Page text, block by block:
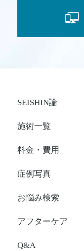
SEISHIN論
施術一覧
料金・費用
症例写真
お悩み検索
アフターケア
Q&A